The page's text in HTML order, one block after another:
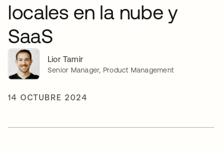
locales en la nube y
SaaS
Lior Tamir
Senior Manager, Product Management
14 OCTUBRE 2024